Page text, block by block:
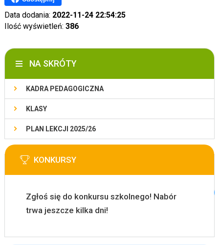
Data dodania: 2022-11-24 22:54:25
Ilość wyświetleń: 386
NA SKRÓTY
KADRA PEDAGOGICZNA
KLASY
PLAN LEKCJI 2025/26
KONKURSY
Zgłoś się do konkursu szkolnego! Nabór
trwa jeszcze kilka dni!